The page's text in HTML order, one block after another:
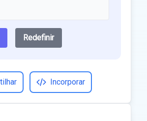
Redefinir
Incorporar